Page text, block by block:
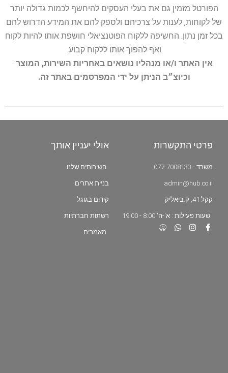
הפורטל מזמין גם את בעלי העסקים להיחשף לכמות גדולה יותר
של לקוחות, לענות על צרכיהם ולספק להם את המידע הדרוש להם
בכל זמן נתון. החשיפה ללקוח הפוטנציאלי חושפת אותו להיות לקוח
ואף להפוך אותו ללקוח קבוע.
אין האתר ו/או מנהליו נושאים באחריות השירות, המוצר
וכיוצ״ב הניתן על ידי המפרסמים באתר זה.
פרטי התקשרות
משרד - 077-7008133
admin@hub.co.il
קקל 41, ק.ביאליק
שעות פעילות : א'-ה' 8:00 - 19:00
אולי יעניין אותך
השירותים שלנו
בניית אתרים
קידום בגוגל
רשתות חברתיות
מאמרים